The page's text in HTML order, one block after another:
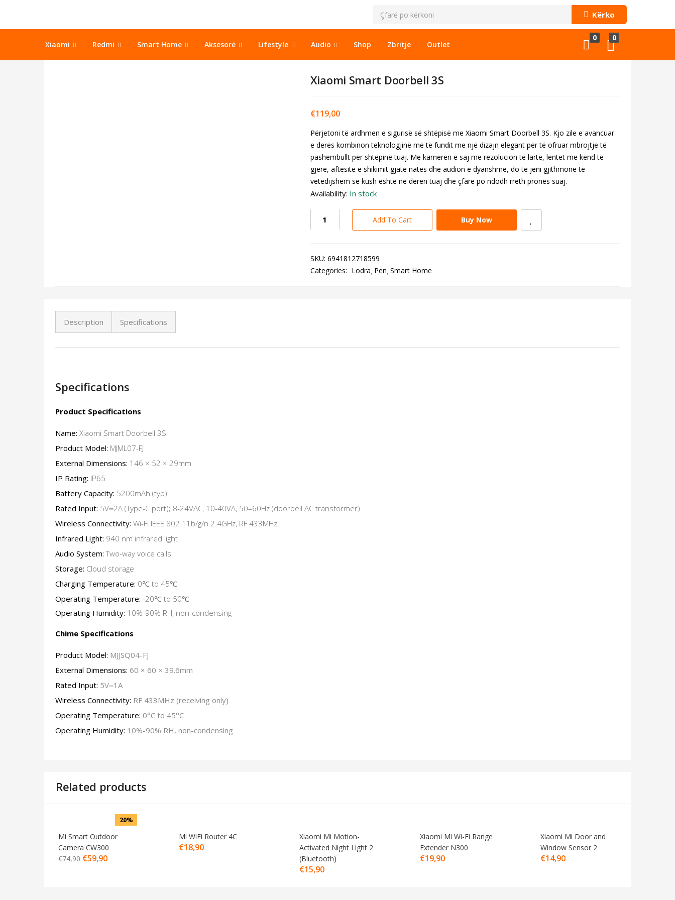
Kërko
Xiaomi Redmi Smart Home Aksesorë Lifestyle Audio Shop Zbritje Outlet
0 0
Xiaomi Smart Doorbell 3S
€119,00
Përjetoni të ardhmen e sigurisë së shtëpisë me Xiaomi Smart Doorbell 3S. Kjo zile e avancuar
e derës kombinon teknologjinë më të fundit me një dizajn elegant për të ofruar mbrojtje të
pashembullt për shtëpinë tuaj. Me kamerën e saj me rezolucion të lartë, lentet me kënd të
gjerë, aftësitë e shikimit gjatë natës dhe audion e dyanshme, do të jeni gjithmonë të
vetëdijshëm se kush është në derën tuaj dhe çfarë po ndodh rreth pronës suaj.
Availability: In stock
Add To Cart Buy Now
SKU: 6941812718599
Categories: Lodra Pen Smart Home
Description Specifications
Specifications
Product Specifications
Name: Xiaomi Smart Doorbell 3S
Product Model: MJML07-FJ
External Dimensions: 146 × 52 × 29mm
IP Rating: IP65
Battery Capacity: 5200mAh (typ)
Rated Input: 5V⎓2A (Type-C port); 8-24VAC, 10-40VA, 50–60Hz (doorbell AC transformer)
Wireless Connectivity: Wi-Fi IEEE 802.11b/g/n 2.4GHz, RF 433MHz
Infrared Light: 940 nm infrared light
Audio System:Two-way voice calls
Storage: Cloud storage
Charging Temperature: 0℃ to 45℃
Operating Temperature: -20℃ to 50℃
Operating Humidity: 10%-90% RH, non-condensing
Chime Specifications
Product Model: MJJSQ04-FJ
External Dimensions: 60 × 60 × 39.6mm
Rated Input: 5V⎓1A
Wireless Connectivity: RF 433MHz (receiving only)
Operating Temperature: 0°C to 45°C
Operating Humidity: 10%-90% RH, non-condensing
Related products
20%
Mi Smart Outdoor
Camera CW300
€74,90 €59,90
Mi WiFi Router 4C
€18,90
Xiaomi Mi Motion-
Activated Night Light 2
(Bluetooth)
€15,90
Xiaomi Mi Wi-Fi Range
Extender N300
€19,90
Xiaomi Mi Door and
Window Sensor 2
€14,90